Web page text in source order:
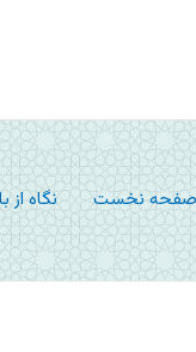
نخست نگاه از